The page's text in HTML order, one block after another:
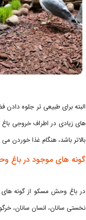
البته برای طبیعی تر جلوه
های زیادی در اطراف خروجی
بالاتر باشد، هنگام غذا خوردن
گونه های موجود در باغ
در باغ وحش مسکو از گونه های
نخستی سانان، انسان سانان،